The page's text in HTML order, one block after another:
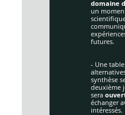
domaine
un
futures.
- Une
synthèse
deuxième
sera
échanger
intéressés.